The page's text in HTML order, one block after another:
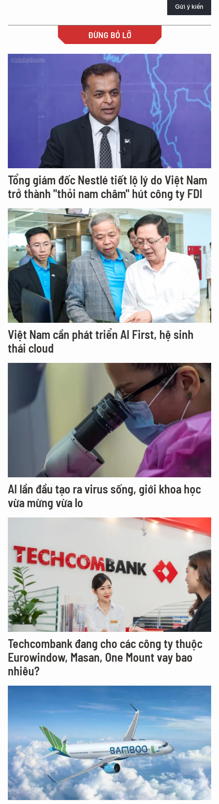
Gửi ý kiến
ĐỪNG BỎ LỠ
Tổng giám đốc Nestlé tiết lộ lý do Việt Nam
trở thành "thỏi nam châm" hút công ty FDI
Việt Nam cần phát triển AI First, hệ sinh
thái cloud
AI lần đầu tạo ra virus sống, giới khoa học
vừa mừng vừa lo
Techcombank đang cho các công ty thuộc
Eurowindow, Masan, One Mount vay bao
nhiêu?